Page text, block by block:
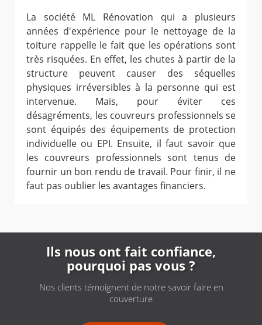
La société ML Rénovation qui a plusieurs
années d'expérience pour le nettoyage de la
toiture rappelle le fait que les opérations sont
très risquées. En effet, les chutes à partir de la
structure peuvent causer des séquelles
physiques irréversibles à la personne qui est
intervenue. Mais, pour éviter ces
désagréments, les couvreurs professionnels se
sont équipés des équipements de protection
individuelle ou EPI. Ensuite, il faut savoir que
les couvreurs professionnels sont tenus de
fournir un bon rendu de travail. Pour finir, il ne
faut pas oublier les avantages financiers.
Ils nous ont fait confiance,
pourquoi pas vous ?
Nos clients témoignent de notre savoir faire en
couverture